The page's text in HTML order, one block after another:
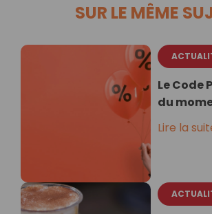
SUR LE MÊME
Le Code
du
Lire la